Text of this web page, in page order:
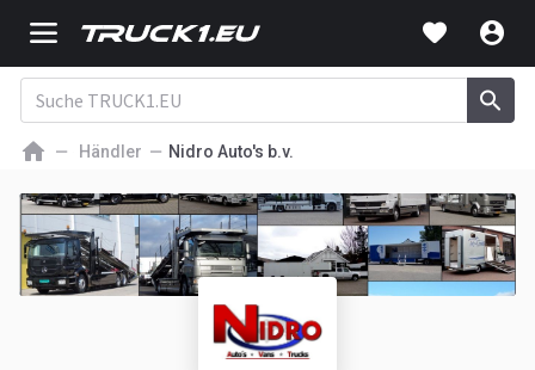
Händler Nidro Auto's b.v.